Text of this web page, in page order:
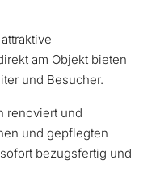
am Objekt bieten
und Besucher.
renoviert und
und gepflegten
bezugsfertig und